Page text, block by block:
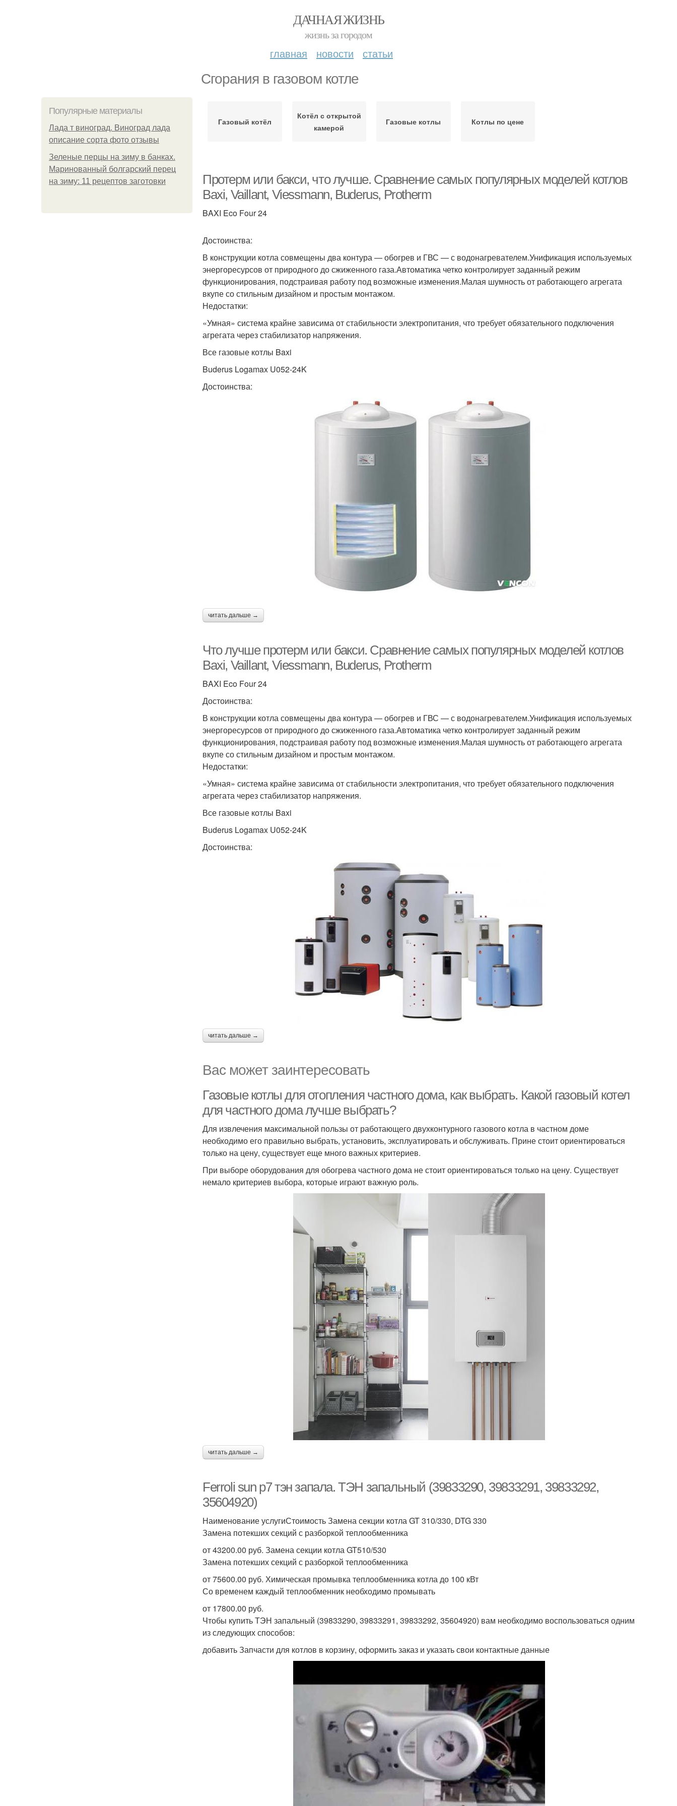
ДАЧНАЯ ЖИЗНЬ
жизнь за городом
главная новости статьи
Сгорания в газовом котле
Популярные материалы
Лада т виноград. Виноград лада
описание сорта фото отзывы
Зеленые перцы на зиму в банках.
Маринованный болгарский перец
на зиму: 11 рецептов заготовки
Газовый котёл
Котёл с открытой
камерой
Газовые котлы Котлы по цене
Протерм или бакси, что лучше. Сравнение самых популярных моделей котлов
Baxi, Vaillant, Viessmann, Buderus, Protherm
BAXI Eco Four 24
Достоинства:
В конструкции котла совмещены два контура — обогрев и ГВС — с водонагревателем.Унификация используемых
энергоресурсов от природного до сжиженного газа.Автоматика четко контролирует заданный режим
функционирования, подстраивая работу под возможные изменения.Малая шумность от работающего агрегата
вкупе со стильным дизайном и простым монтажом.
Недостатки:
«Умная» система крайне зависима от стабильности электропитания, что требует обязательного подключения
агрегата через стабилизатор напряжения.
Все газовые котлы Baxi
Buderus Logamax U052-24K
Достоинства:
читать дальше →
Что лучше протерм или бакси. Сравнение самых популярных моделей котлов
Baxi, Vaillant, Viessmann, Buderus, Protherm
BAXI Eco Four 24
Достоинства:
В конструкции котла совмещены два контура — обогрев и ГВС — с водонагревателем.Унификация используемых
энергоресурсов от природного до сжиженного газа.Автоматика четко контролирует заданный режим
функционирования, подстраивая работу под возможные изменения.Малая шумность от работающего агрегата
вкупе со стильным дизайном и простым монтажом.
Недостатки:
«Умная» система крайне зависима от стабильности электропитания, что требует обязательного подключения
агрегата через стабилизатор напряжения.
Все газовые котлы Baxi
Buderus Logamax U052-24K
Достоинства:
читать дальше →
Вас может заинтересовать
Газовые котлы для отопления частного дома, как выбрать. Какой газовый котел
для частного дома лучше выбрать?
Для извлечения максимальной пользы от работающего двухконтурного газового котла в частном доме
необходимо его правильно выбрать, установить, эксплуатировать и обслуживать. Прине стоит ориентироваться
только на цену, существует еще много важных критериев.
При выборе оборудования для обогрева частного дома не стоит ориентироваться только на цену. Существует
немало критериев выбора, которые играют важную роль.
читать дальше →
Ferroli sun p7 тэн запала. ТЭН запальный (39833290, 39833291, 39833292,
35604920)
Наименование услугиСтоимость Замена секции котла GT 310/330, DTG 330
Замена потекших секций с разборкой теплообменника
от 43200.00 руб. Замена секции котла GT510/530
Замена потекших секций с разборкой теплообменника
от 75600.00 руб. Химическая промывка теплообменника котла до 100 кВт
Со временем каждый теплообменник необходимо промывать
от 17800.00 руб.
Чтобы купить ТЭН запальный (39833290, 39833291, 39833292, 35604920) вам необходимо воспользоваться одним
из следующих способов:
добавить Запчасти для котлов в корзину, оформить заказ и указать свои контактные данные